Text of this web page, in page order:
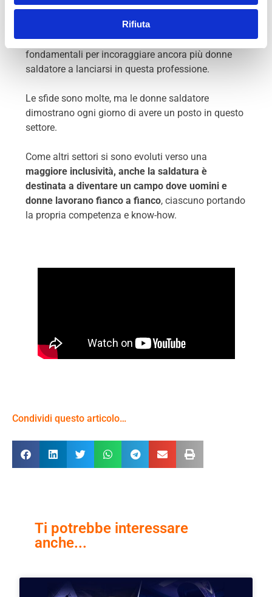
Rifiuta
generazioni a intraprendere questa carriera. Le
scuole come ITAFORMA, insieme ad iniziative di
supporto e sensibilizzazione, sono leve
fondamentali per incoraggiare ancora più donne
saldatore a lanciarsi in questa professione.
Le sfide sono molte, ma le donne saldatore
dimostrano ogni giorno di avere un posto in questo
settore.
Come altri settori si sono evoluti verso una
maggiore inclusività, anche la saldatura è
destinata a diventare un campo dove uomini e
donne lavorano fianco a fianco, ciascuno portando
la propria competenza e know-how.
Condividi questo articolo…
Ti potrebbe interessare
anche...